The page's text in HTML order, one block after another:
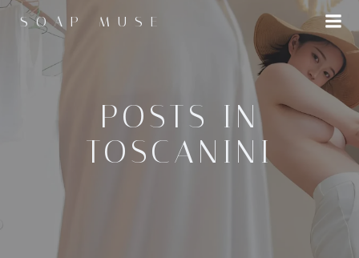
へ
ス
キ
ッ
SOAP MUSE
POSTS IN
TOSCANINI